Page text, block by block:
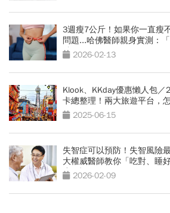
3週瘦7公斤！如果你一直瘦
問題...哈佛醫師親身實測：
胖 2026-02-13
Klook、KKday優惠懶人包／
卡總整理！兩大旅遊平台，
2025-06-15
失智症可以預防！失智風險
大權威醫師教你「吃對、睡
小習慣
2026-02-09